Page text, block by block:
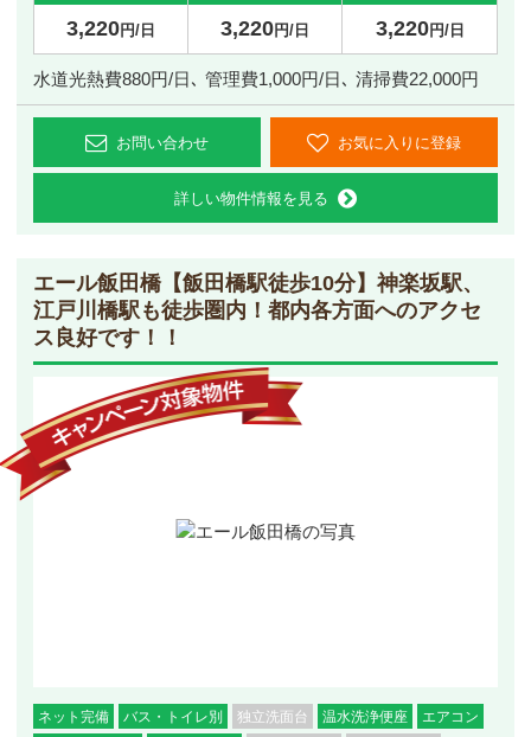
3,220円/日 3,220円/日 3,220円/日
水道光熱費880円/日､ 管理費1,000円/日､ 清掃費22,000円
お問い合わせ お気に入りに登録
詳しい物件情報を見る
エール飯田橋【飯田橋駅徒歩10分】神楽坂駅、
江戸川橋駅も徒歩圏内！都内各方面へのアクセ
ス良好です！！
ネット完備 バス・トイレ別 独立洗面台 温水洗浄便座 エアコン